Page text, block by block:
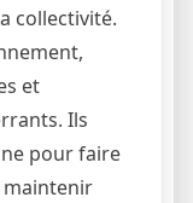
collectivité.
et
Ils
pour faire
maintenir